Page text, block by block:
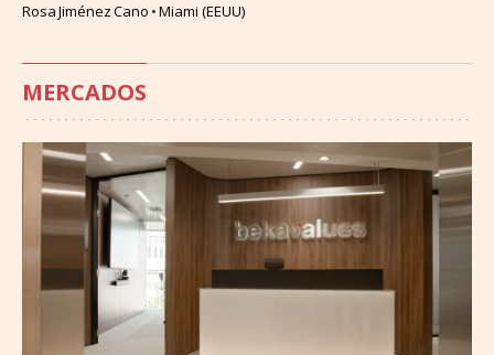
Rosa Jiménez Cano Miami (EEUU)
MERCADOS